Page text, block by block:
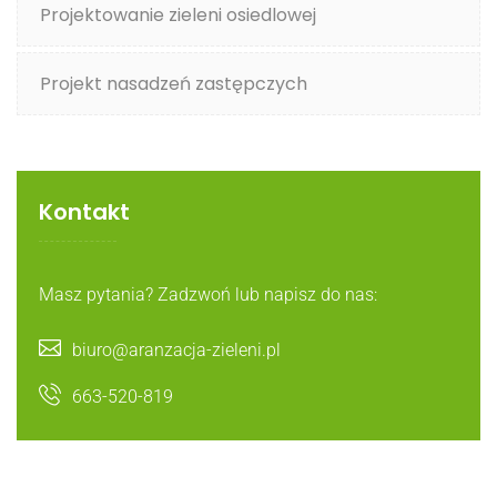
Projektowanie zieleni osiedlowej
Projekt nasadzeń zastępczych
Kontakt
Masz pytania? Zadzwoń lub napisz do nas:
biuro@aranzacja-zieleni.pl
663-520-819